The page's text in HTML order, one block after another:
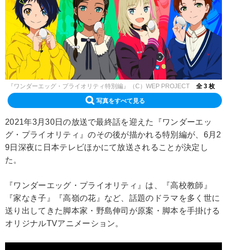
『ワンダーエッグ・プライオリティ特別編』（C）WEP PROJECT 全 3 枚
写真をすべて見る
2021年3月30日の放送で最終話を迎えた『ワンダーエッ
グ・プライオリティ』のその後が描かれる特別編が、6月2
9日深夜に日本テレビほかにて放送されることが決定し
た。
『ワンダーエッグ・プライオリティ』は、『高校教師』
『家なき子』『高嶺の花』など、話題のドラマを多く世に
送り出してきた脚本家・野島伸司が原案・脚本を手掛ける
オリジナルTVアニメーション。